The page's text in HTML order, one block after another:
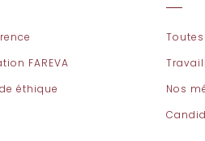
FAREVA
éthique
Nos